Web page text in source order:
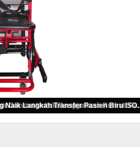
Electric Crawler Stair Stretcher